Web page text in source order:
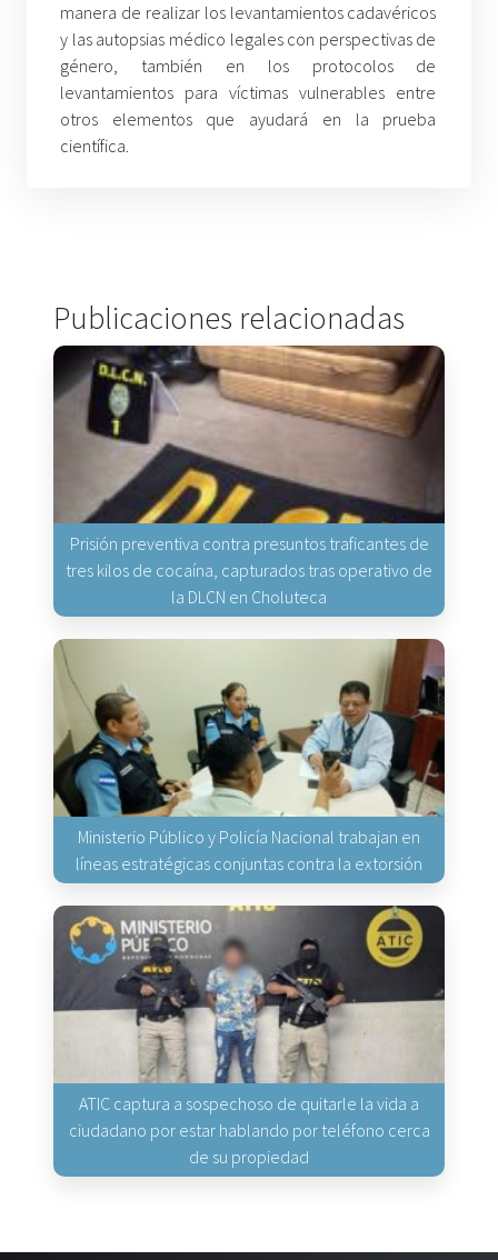
manera de realizar los levantamientos cadavéricos
y las autopsias médico legales con perspectivas de
género, también en los protocolos de
levantamientos para víctimas vulnerables entre
otros elementos que ayudará en la prueba
científica.
Publicaciones relacionadas
Prisión preventiva contra presuntos traficantes de
tres kilos de cocaína, capturados tras operativo de
la DLCN en Choluteca
Ministerio Público y Policía Nacional trabajan en
líneas estratégicas conjuntas contra la extorsión
ATIC captura a sospechoso de quitarle la vida a
ciudadano por estar hablando por teléfono cerca
de su propiedad